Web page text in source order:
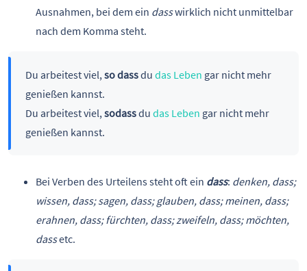
Ausnahmen, bei dem ein dasswirklich nicht unmittelbar
nach dem Komma steht.
Du arbeitest viel, so dassdu das Leben gar nicht mehr
genießen kannst.
Du arbeitest viel, sodassdu das Leben gar nicht mehr
genießen kannst.
Bei Verben des Urteilens steht oft ein dass: denken, dass;
wissen, dass; sagen, dass; glauben, dass; meinen, dass;
erahnen, dass; fürchten, dass; zweifeln, dass; möchten,
dassetc.